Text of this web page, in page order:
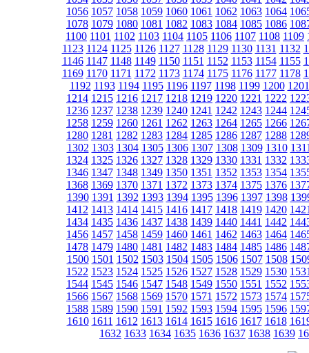
1056 1057 1058 1059 1060 1061 1062 1063 1064
1078 1079 1080 1081 1082 1083 1084 1085 1086
1100 1101 1102 1103 1104 1105 1106 1107 1108 1109
1123 1124 1125 1126 1127 1128 1129 1130 1131 1132
1146 1147 1148 1149 1150 1151 1152 1153 1154 1155
1169 1170 1171 1172 1173 1174 1175 1176 1177 1178
1192 1193 1194 1195 1196 1197 1198 1199 1200 1201
1214 1215 1216 1217 1218 1219 1220 1221 1222
1236 1237 1238 1239 1240 1241 1242 1243 1244
1258 1259 1260 1261 1262 1263 1264 1265 1266
1280 1281 1282 1283 1284 1285 1286 1287 1288
1302 1303 1304 1305 1306 1307 1308 1309 1310
1324 1325 1326 1327 1328 1329 1330 1331 1332
1346 1347 1348 1349 1350 1351 1352 1353 1354
1368 1369 1370 1371 1372 1373 1374 1375 1376
1390 1391 1392 1393 1394 1395 1396 1397 1398
1412 1413 1414 1415 1416 1417 1418 1419 1420
1434 1435 1436 1437 1438 1439 1440 1441 1442
1456 1457 1458 1459 1460 1461 1462 1463 1464
1478 1479 1480 1481 1482 1483 1484 1485 1486
1500 1501 1502 1503 1504 1505 1506 1507 1508
1522 1523 1524 1525 1526 1527 1528 1529 1530
1544 1545 1546 1547 1548 1549 1550 1551 1552
1566 1567 1568 1569 1570 1571 1572 1573 1574
1588 1589 1590 1591 1592 1593 1594 1595 1596
1610 1611 1612 1613 1614 1615 1616 1617 1618
1632 1633 1634 1635 1636 1637 1638 1639